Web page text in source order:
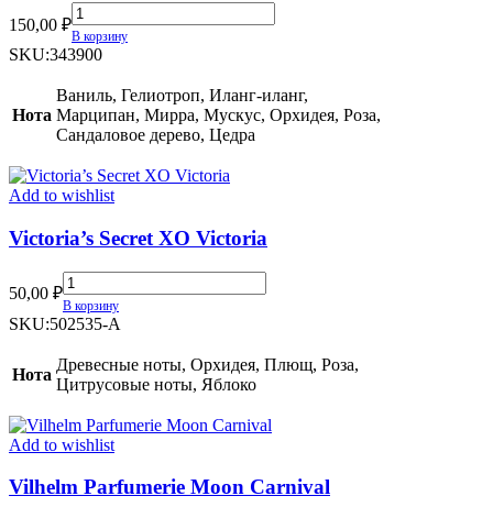
150,00 ₽
Attar
Collection
Azalea
В корзину
SKU:343900
Нота
Ваниль, Гелиотроп, Иланг-иланг,
Марципан, Мирра, Мускус, Орхидея, Роза,
Сандаловое дерево, Цедра
Add to wishlist
Victoria’s Secret XO Victoria
50,00 ₽
Victoria’s
Secret
XO
quantity
В корзину
SKU:502535-A
Нота
Древесные ноты, Орхидея, Плющ, Роза,
Цитрусовые ноты, Яблоко
Add to wishlist
Vilhelm Parfumerie Moon Carnival